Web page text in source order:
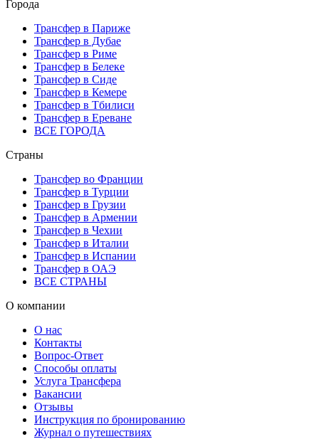
Города
Трансфер в Париже
Трансфер в Дубае
Трансфер в Риме
Трансфер в Белеке
Трансфер в Сиде
Трансфер в Кемере
Трансфер в Тбилиси
Трансфер в Ереване
ВСЕ ГОРОДА
Страны
Трансфер во Франции
Трансфер в Турции
Трансфер в Грузии
Трансфер в Армении
Трансфер в Чехии
Трансфер в Италии
Трансфер в Испании
Трансфер в ОАЭ
ВСЕ СТРАНЫ
О компании
О нас
Контакты
Вопрос-Ответ
Способы оплаты
Услуга Трансфера
Вакансии
Отзывы
Инструкция по бронированию
Журнал о путешествиях